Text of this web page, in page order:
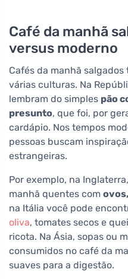
Café da manhã
versus moderno
Cafés da manhã
várias culturas. Na
lembram do simples pão
presunto, que foi, por
cardápio. Nos tempos
pessoas buscam
estrangeiras.
Por exemplo, na
manhã quentes com
na Itália você pode
oliva, tomates secos e
ricota. Na Ásia, sopas ou
consumidos no café da
suaves para a digestão.